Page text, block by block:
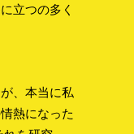
立つの多く
、本当に私
熱になった